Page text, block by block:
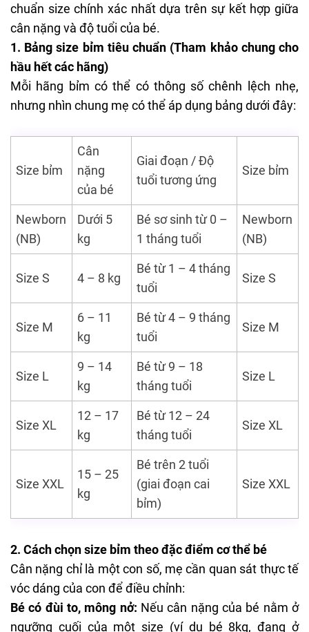
chuẩn size chính xác nhất dựa trên sự kết hợp giữa
cân nặng và độ tuổi của bé.
1. Bảng size bỉm tiêu chuẩn (Tham khảo chung cho
hầu hết các hãng)
Mỗi hãng bỉm có thể có thông số chênh lệch nhẹ,
nhưng nhìn chung mẹ có thể áp dụng bảng dưới đây:
Size bỉm
Cân
nặng
của bé
Giai đoạn / Độ
tuổi tương ứng
Size bỉm
Newborn
(NB)
Dưới 5
kg
Bé sơ sinh từ 0 –
1 tháng tuổi
Newborn
(NB)
Size S 4 – 8 kg
Bé từ 1 – 4 tháng
tuổi
Size S
Size M
6 – 11
kg
Bé từ 4 – 9 tháng
tuổi
Size M
Size L
9 – 14
kg
Bé từ 9 – 18
tháng tuổi
Size L
Size XL
12 – 17
kg
Bé từ 12 – 24
tháng tuổi
Size XL
Size XXL
15 – 25
kg
Bé trên 2 tuổi
(giai đoạn cai
bỉm)
Size XXL
2. Cách chọn size bỉm theo đặc điểm cơ thể bé
Cân nặng chỉ là một con số, mẹ cần quan sát thực tế
vóc dáng của con để điều chỉnh:
Bé có đùi to, mông nở: Nếu cân nặng của bé nằm ở
ngưỡng cuối của một size (ví dụ bé 8kg, đang ở